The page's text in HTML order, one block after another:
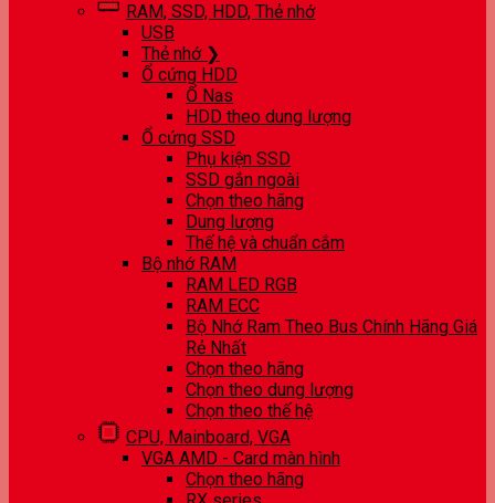
RAM, SSD, HDD, Thẻ nhớ
USB
Thẻ nhớ ❯
Ổ cứng HDD
Ổ Nas
HDD theo dung lượng
Ổ cứng SSD
Phụ kiện SSD
SSD gắn ngoài
Chọn theo hãng
Dung lượng
Thế hệ và chuẩn cắm
Bộ nhớ RAM
RAM LED RGB
RAM ECC
Bộ Nhớ Ram Theo Bus Chính Hãng Giá
Rẻ Nhất
Chọn theo hãng
Chọn theo dung lượng
Chọn theo thế hệ
CPU, Mainboard, VGA
VGA AMD - Card màn hình
Chọn theo hãng